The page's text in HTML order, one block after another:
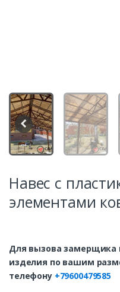
Навес с
элементами
Для вызова замерщика
изделия по вашим
телефону +79600479585